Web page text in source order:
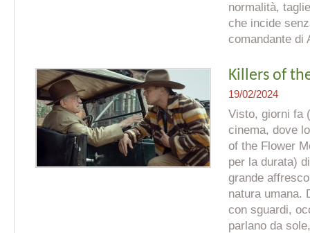
normalità,
che incide
comandante di
Killers of
19/02/2024
Visto, giorni fa
cinema, dove
of the Flower
per la durata)
grande
natura umana.
con sguardi,
parlano da